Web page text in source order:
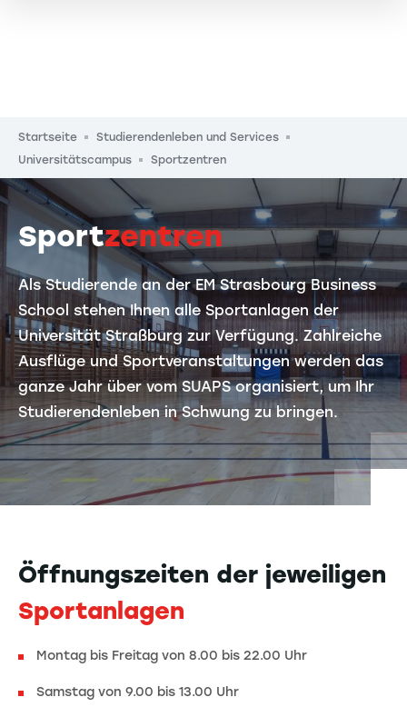
Pfadnavigation
Startseite
Studierendenleben und Services
Universitätscampus
Sportzentren
Sportzentren
Als Studierende an der EM Strasbourg Business
School stehen Ihnen alle Sportanlagen der
Universität Straßburg zur Verfügung. Zahlreiche
Ausflüge und Sportveranstaltungen werden das
ganze Jahr über vom SUAPS organisiert, um Ihr
Studierendenleben in Schwung zu bringen.
Öffnungszeiten der jeweiligen
Sportanlagen
Montag bis Freitag von 8.00 bis 22.00 Uhr
Samstag von 9.00 bis 13.00 Uhr